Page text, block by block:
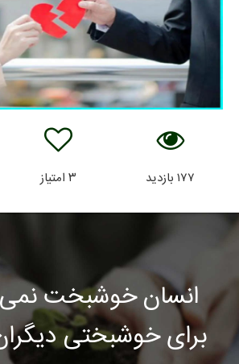
۱۷۷بازدید ۳امتیاز
انسان خوشبخت
برای خوشبختی